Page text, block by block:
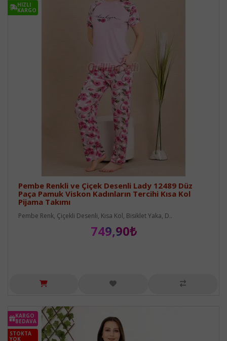
HIZLI
KARGO
Pembe Renkli ve Çiçek Desenli Lady 12489 Düz
Paça Pamuk Viskon Kadınların Tercihi Kısa Kol
Pijama Takımı
Pembe Renk, Çiçekli Desenli, Kısa Kol, Bisiklet Yaka, D..
749,90₺
KARGO
BEDAVA
STOKTA
YOK